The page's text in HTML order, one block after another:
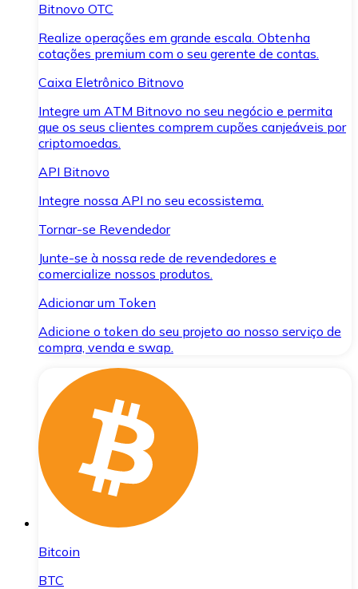
Bitnovo OTC
Realize operações em grande escala. Obtenha
cotações premium com o seu gerente de contas.
Caixa Eletrônico Bitnovo
Integre um ATM Bitnovo no seu negócio e permita
que os seus clientes comprem cupões canjeáveis por
criptomoedas.
API Bitnovo
Integre nossa API no seu ecossistema.
Tornar-se Revendedor
Junte-se à nossa rede de revendedores e
comercialize nossos produtos.
Adicionar um Token
Adicione o token do seu projeto ao nosso serviço de
compra, venda e swap.
Bitcoin
BTC